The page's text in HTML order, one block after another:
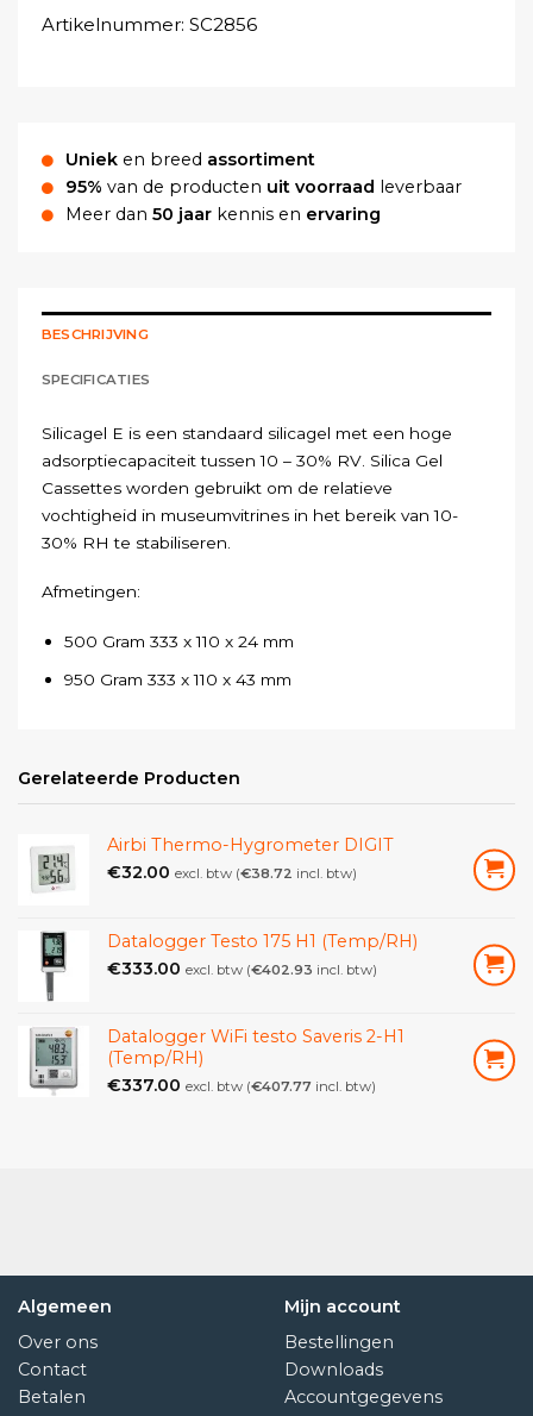
Artikelnummer: SC2856
Uniek en breed assortiment
95% van de producten uit voorraad
leverbaar
Meer dan 50 jaar kennis en ervaring
BESCHRIJVING
SPECIFICATIES
Silicagel E is een standaard silicagel met een hoge
adsorptiecapaciteit tussen 10 – 30% RV. Silica Gel
Cassettes worden gebruikt om de relatieve
vochtigheid in museumvitrines in het bereik van 10-
30% RH te stabiliseren.
Afmetingen:
500 Gram 333 x 110 x 24 mm
950 Gram 333 x 110 x 43 mm
Een cassette van 500 gram is voldoende voor ca. 0,1
– 0,25 m³ vitrinevolume.
Een cassette van 950 gram is voldoende voor ca. 0,2
– 0,5 m³ vitrinevolume.
Gerelateerde Producten
Airbi Thermo-Hygrometer DIGIT
€32.00 excl. btw (€38.72 incl. btw)
Datalogger Testo 175 H1 (Temp/RH)
€333.00 excl. btw (€402.93 incl. btw)
Datalogger WiFi testo Saveris 2-H1
(Temp/RH)
€337.00 excl. btw (€407.77 incl. btw)
Algemeen
Over ons
Contact
Betalen
Mijn account
Bestellingen
Downloads
Accountgegevens